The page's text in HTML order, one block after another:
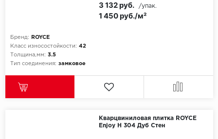
SPC Alta Step
SPC Flooring
SPC Kronostep
Бренд:
ROYCE
Класс износостойкости: 42
Толщина,мм: 3.5
Тип соединения: замковое
1 450 руб./м²
3 132 руб. /упак.
Кварцвиниловая плитка ROYCE
Enjoy Н 304 Дуб Стен